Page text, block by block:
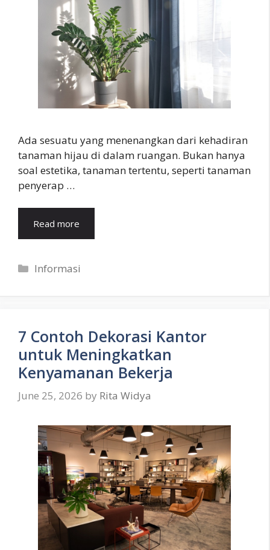
Ada sesuatu yang menenangkan dari kehadiran
tanaman hijau di dalam ruangan. Bukan hanya
soal estetika, tanaman tertentu, seperti tanaman
penyerap …
Read more
Categories
Informasi
7 Contoh Dekorasi Kantor
untuk Meningkatkan
Kenyamanan Bekerja
June 25, 2026 by Rita Widya